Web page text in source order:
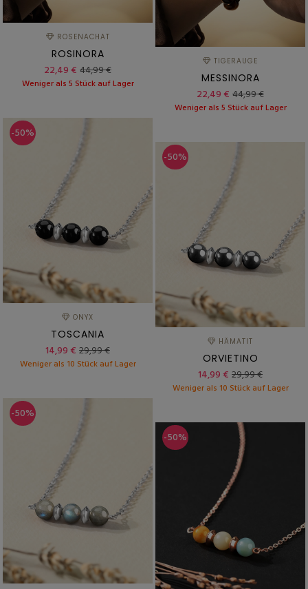
ROSENACHAT
ROSINORA
22,49 € 44,99 €
Weniger als 5 Stück auf Lager
TIGERAUGE
MESSINORA
22,49 € 44,99 €
Weniger als 5 Stück auf Lager
-50%
ONYX
TOSCANIA
14,99 € 29,99 €
Weniger als 10 Stück auf Lager
-50%
HÄMATIT
ORVIETINO
14,99 € 29,99 €
Weniger als 10 Stück auf Lager
-50%
-50%